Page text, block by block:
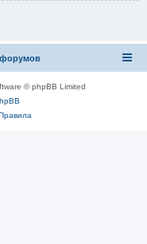
© phpBB Limited